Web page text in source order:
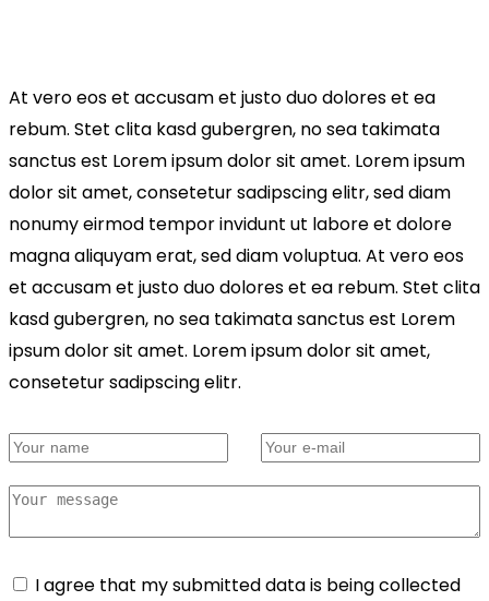
At vero eos et accusam et justo duo dolores et ea
rebum. Stet clita kasd gubergren, no sea takimata
sanctus est Lorem ipsum dolor sit amet. Lorem ipsum
dolor sit amet, consetetur sadipscing elitr, sed diam
nonumy eirmod tempor invidunt ut labore et dolore
magna aliquyam erat, sed diam voluptua. At vero eos
et accusam et justo duo dolores et ea rebum. Stet clita
kasd gubergren, no sea takimata sanctus est Lorem
ipsum dolor sit amet. Lorem ipsum dolor sit amet,
consetetur sadipscing elitr.
I agree that my submitted data is being collected